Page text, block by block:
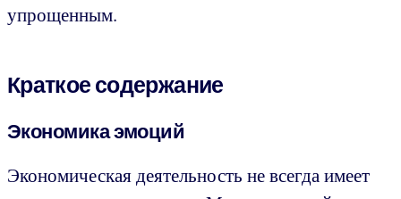
упрощенным.
Краткое содержание
Экономика эмоций
Экономическая деятельность не всегда имеет